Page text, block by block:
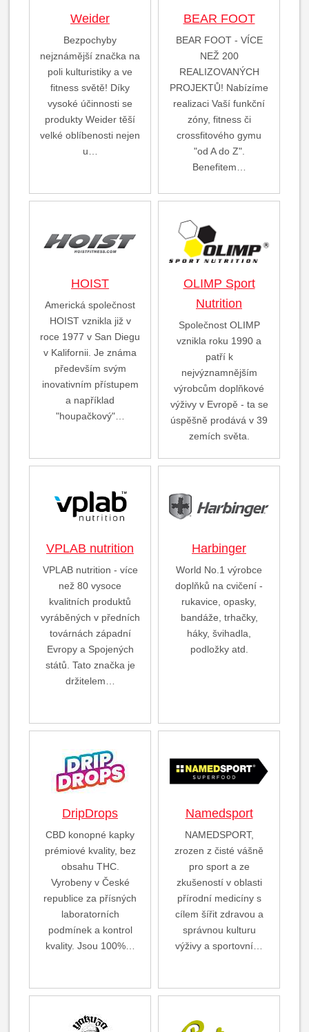
Weider
Bezpochyby
nejznámější značka na
poli kulturistiky a ve
fitness světě! Díky
vysoké účinnosti se
produkty Weider těší
velké oblíbenosti nejen
u…
BEAR FOOT
BEAR FOOT - VÍCE
NEŽ 200
REALIZOVANÝCH
PROJEKTŮ! Nabízíme
realizaci Vaší funkční
zóny, fitness či
crossfitového gymu
"od A do Z".
Benefitem…
HOIST
Americká společnost
HOIST vznikla již v
roce 1977 v San Diegu
v Kalifornii. Je známa
především svým
inovativním přístupem
a například
"houpačkový"…
OLIMP Sport
Nutrition
Společnost OLIMP
vznikla roku 1990 a
patří k
nejvýznamnějším
výrobcům doplňkové
výživy v Evropě - ta se
úspěšně prodává v 39
zemích světa.
VPLAB nutrition
VPLAB nutrition - více
než 80 vysoce
kvalitních produktů
vyráběných v předních
továrnách západní
Evropy a Spojených
států. Tato značka je
držitelem…
Harbinger
World No.1 výrobce
doplňků na cvičení -
rukavice, opasky,
bandáže, trhačky,
háky, švihadla,
podložky atd.
DripDrops
CBD konopné kapky
prémiové kvality, bez
obsahu THC.
Vyrobeny v České
republice za přísných
laboratorních
podmínek a kontrol
kvality. Jsou 100%…
Namedsport
NAMEDSPORT,
zrozen z čisté vášně
pro sport a ze
zkušeností v oblasti
přírodní medicíny s
cílem šířit zdravou a
správnou kulturu
výživy a sportovní…